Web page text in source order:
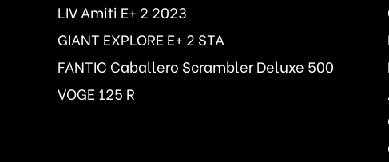
LIV Amiti E+ 2 2023
GIANT EXPLORE E+ 2 STA
FANTIC Caballero Scrambler Deluxe 500
VOGE 125 R